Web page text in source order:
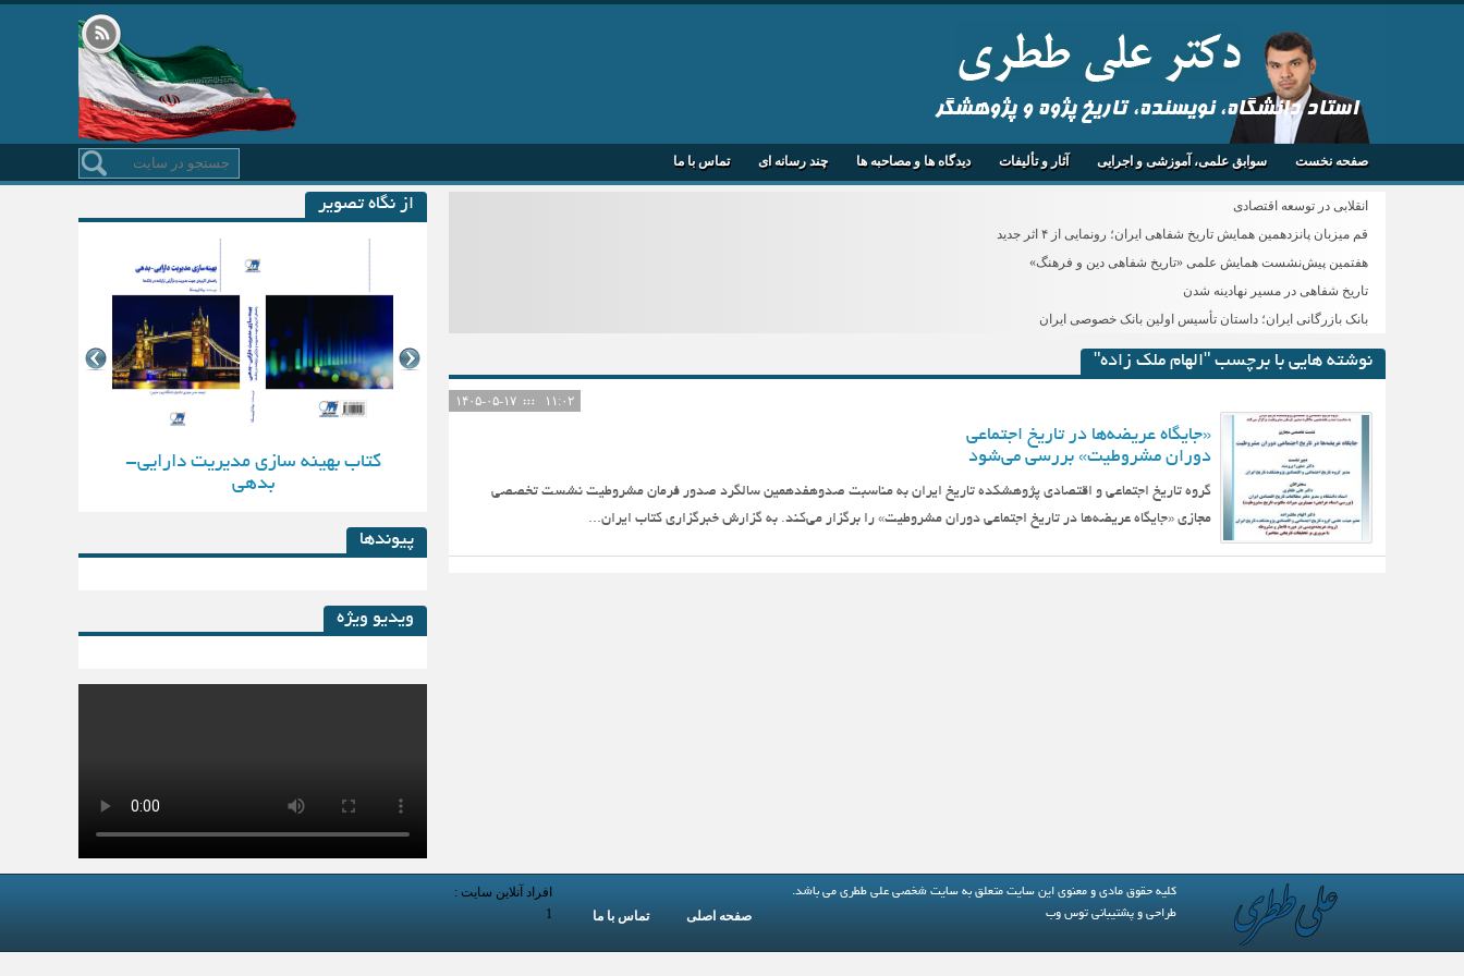
استاد دانشگاه، نویسنده، تاریخ پژوه و پژوهشگر
صفحه نخست سوابق علمی، آموزشی و اجرایی آثار و تألیفات دیدگاه ها و مصاحبه ها چند رسانه ای تماس با ما
انقلابی در توسعه اقتصادی
قم میزبان پانزدهمین همایش تاریخ شفاهی ایران؛ رونمایی از ۴ اثر جدید
هفتمین پیش‌نشست همایش علمی «تاریخ شفاهی دین و فرهنگ»
تاریخ شفاهی در مسیر نهادینه شدن
بانک بازرگانی ایران؛ داستان تأسیس اولین بانک خصوصی ایران
نوشته هایی با برچسب "الهام ملک زاده"
۱۱:۰۲
«جایگاه عریضه‌ها در تاریخ اجتماعی
دوران مشروطیت» بررسی می‌شود
گروه تاریخ اجتماعی و اقتصادی پژوهشکده تاریخ ایران به مناسبت صدوهفدهمین سالگرد صدور فرمان مشروطیت نشست تخصصی
مجازی «جایگاه عریضه‌ها در تاریخ اجتماعی دوران مشروطیت» را برگزار می‌کند. به گزارش خبرگزاری کتاب ایران...
از نگاه تصویر
کتاب بهینه سازی مدیریت دارایی-
بدهی
پیوندها
ویدیو ویژه
کلیه حقوق مادی و معنوی این سایت متعلق به سایت شخصی علی ططری می باشد.
طراحی و پشتیبانی توس وب صفحه اصلی تماس با ما
افراد آنلاین سایت :
1